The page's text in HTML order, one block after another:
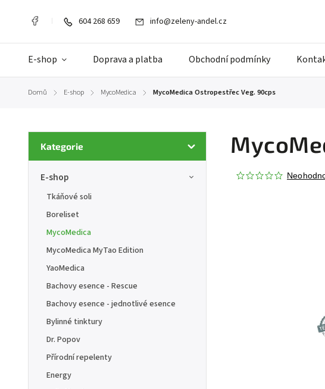
604 268 659 info@zeleny-andel.cz
E-shop Doprava a platba Obchodní podmínky
Domů / E-shop / MycoMedica / MycoMedica Ostropestřec Veg. 90cps
Kategorie
E-shop
Tkáňové soli
Boreliset
MycoMedica
MycoMedica MyTao Edition
YaoMedica
Bachovy esence - Rescue
Bachovy esence - jednotlivé esence
Bylinné tinktury
Dr. Popov
Přírodní repelenty
Energy